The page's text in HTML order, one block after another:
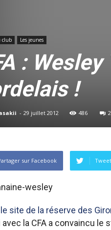
club Les jeunes
:
!
- 29 juillet 2012 486 2
sur Facebook
le site de la réserve des
avec la CFA a convaincu